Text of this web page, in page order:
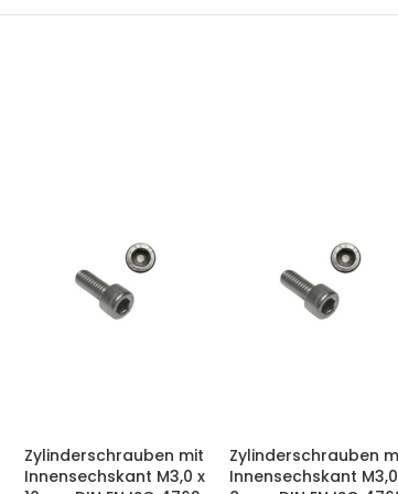
Zylinderschrauben mit
Innensechskant M3,0 x
Zylinderschrauben
Innensechskant